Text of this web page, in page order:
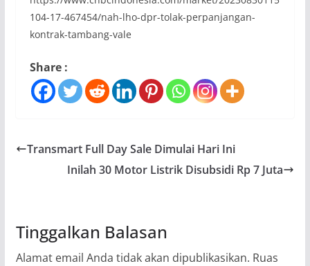
104-17-467454/nah-lho-dpr-tolak-perpanjangan-
kontrak-tambang-vale
Share :
Transmart Full Day Sale Dimulai Hari Ini
Inilah 30 Motor Listrik Disubsidi Rp 7 Juta
Tinggalkan Balasan
Alamat email Anda tidak akan dipublikasikan. Ruas